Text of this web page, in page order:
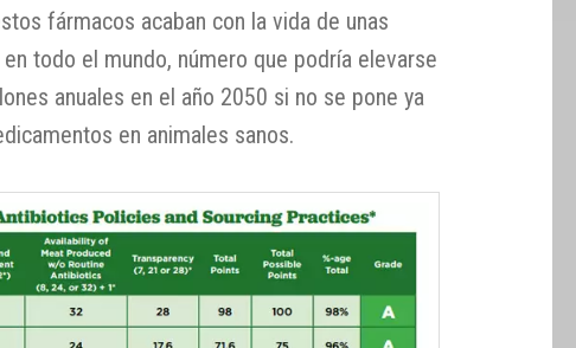
fármacos acaban con la vida de unas
todo el mundo, número que podría elevarse
anuales en el año 2050 si no se pone ya
en animales sanos.